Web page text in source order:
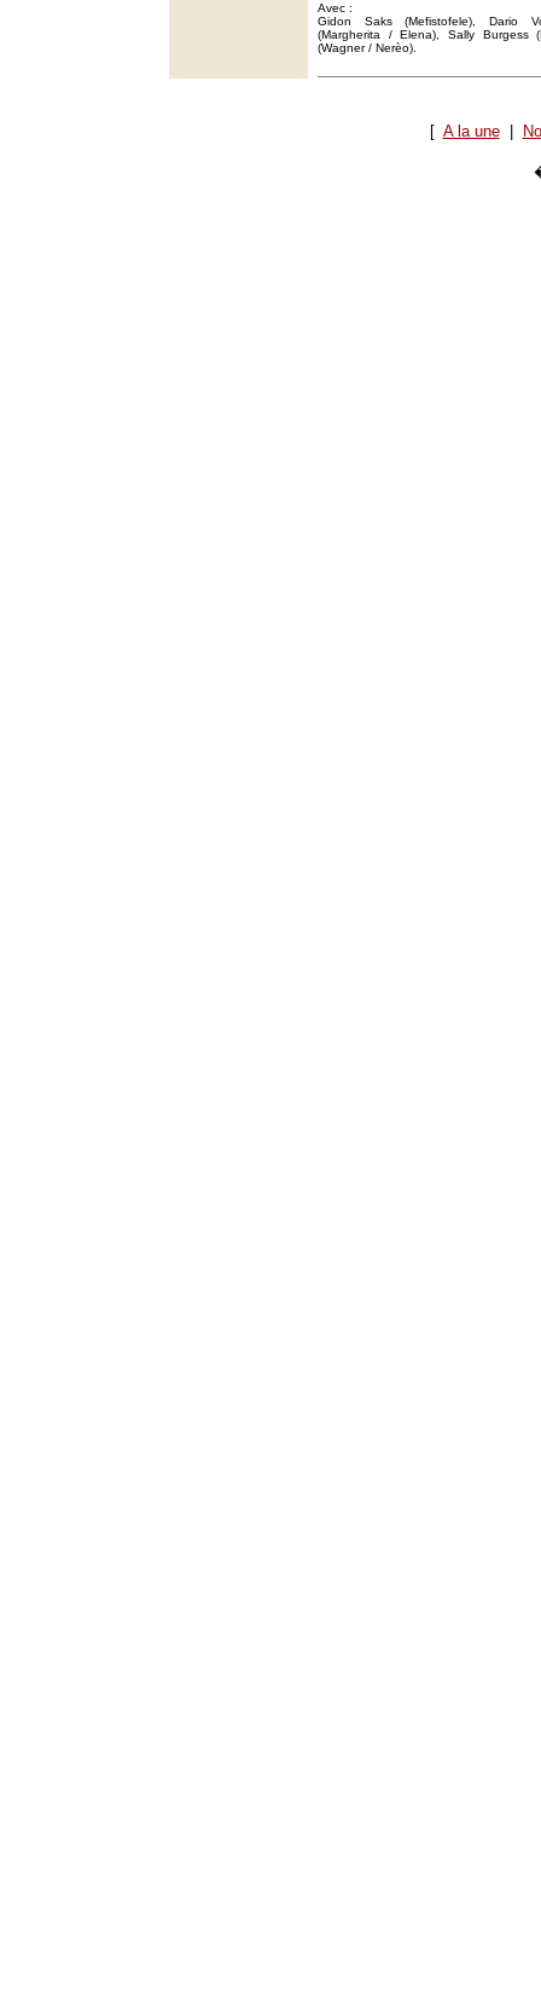
Avec :
Gidon Saks (Mefistofele), Dario
(Margherita / Elena), Sally Burgess
(Wagner / Nerèo).
[ A la une|